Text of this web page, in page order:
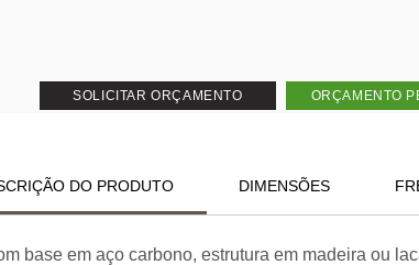
DO PRODUTO DIMENSÕES
base em aço carbono, estrutura em madeira ou
SOLICITAR ORÇAMENTO ORÇAMENTO